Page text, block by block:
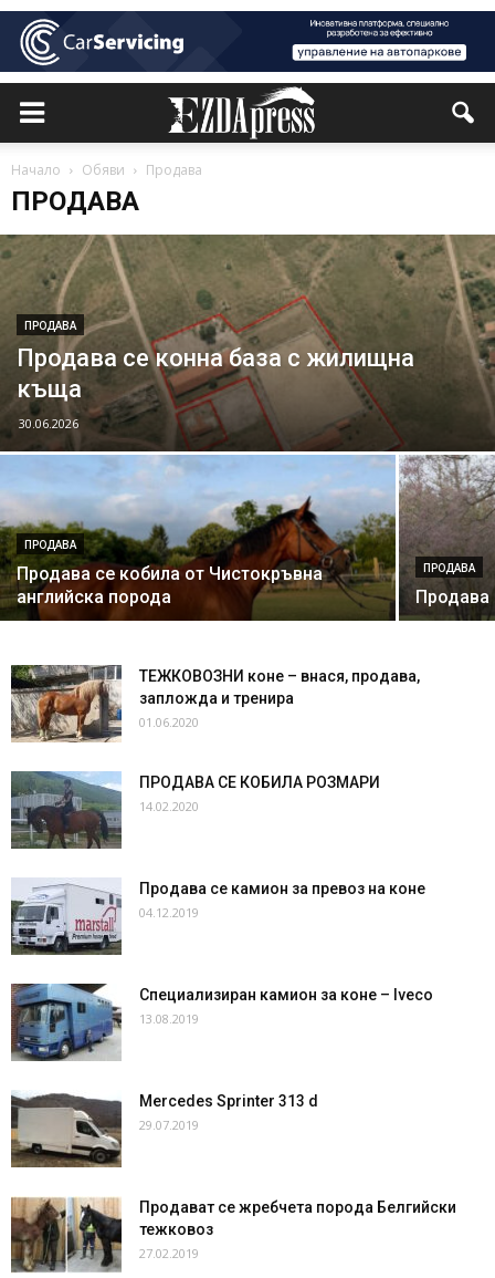
Начало Обяви Продава
ПРОДАВА
ПРОДАВА
Продава се конна база с жилищна
къща
30.06.2026
ПРОДАВА
Продава се кобила от Чистокръвна
английска порода
ПРОДАВА
Продава
ТЕЖКОВОЗНИ коне – внася, продава,
запложда и тренира
01.06.2020
ПРОДАВА СЕ КОБИЛА РОЗМАРИ
14.02.2020
Продава се камион за превоз на коне
04.12.2019
Специализиран камион за коне – Iveco
13.08.2019
Mercedes Sprinter 313 d
29.07.2019
Продават се жребчета порода Белгийски
тежковоз
27.02.2019